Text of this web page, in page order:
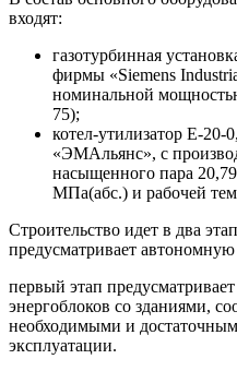
входят:
газотурбинная
фирмы «Siemens
номинальной
75);
котел-утилизатор Е-
«ЭМАльянс», с
насыщенного пара
МПа(абс.) и рабочей
Строительство идет в два
предусматривает
первый этап
энергоблоков со зданиями,
необходимыми и
эксплуатации.